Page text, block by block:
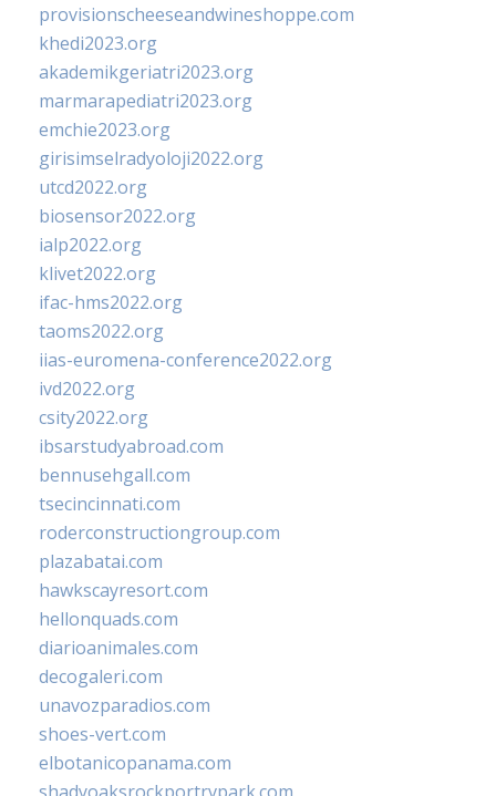
provisionscheeseandwineshoppe.com
khedi2023.org
akademikgeriatri2023.org
marmarapediatri2023.org
emchie2023.org
girisimselradyoloji2022.org
utcd2022.org
biosensor2022.org
ialp2022.org
klivet2022.org
ifac-hms2022.org
taoms2022.org
iias-euromena-conference2022.org
ivd2022.org
csity2022.org
ibsarstudyabroad.com
bennusehgall.com
tsecincinnati.com
roderconstructiongroup.com
plazabatai.com
hawkscayresort.com
hellonquads.com
diarioanimales.com
decogaleri.com
unavozparadios.com
shoes-vert.com
elbotanicopanama.com